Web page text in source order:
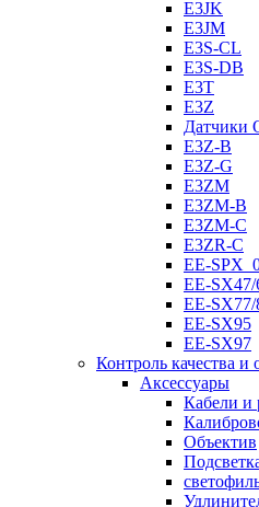
E3JK
E3JM
E3S-CL
E3S-DB
E3T
E3Z
Датчики
E3Z-B
E3Z-G
E3ZM
E3ZM-B
E3ZM-C
E3ZR-C
EE-
EE-SX47/
EE-SX77/
EE-SX95
EE-SX97
Контроль качества и
Аксессуары
Кабели и
Объектив